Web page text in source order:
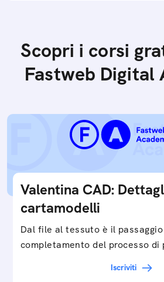
Scopri i corsi
Fastweb Digital
Valentina CAD:
cartamodelli
Dal file al tessuto è il
completamento del processo
Iscriviti